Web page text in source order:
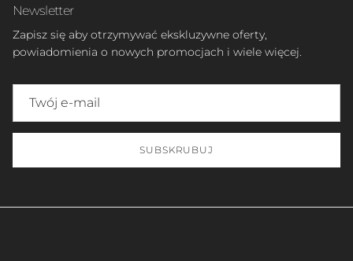
Newsletter
Zapisz się aby otrzymywać ekskluzywne oferty,
powiadomienia o nowych promocjach i wiele więcej.
SUBSKRUBUJ